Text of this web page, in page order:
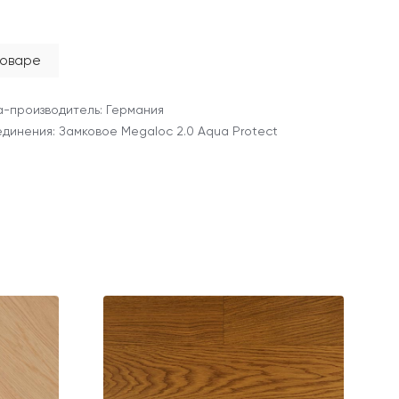
производитель: Германия
Замковое Megaloc 2.0 Aqua Protect